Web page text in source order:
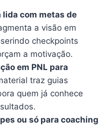
lida com metas de
a visão em
checkpoints
a motivação.
em PNL para
traz guias
quem já conhece
ou só para coaching